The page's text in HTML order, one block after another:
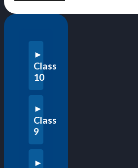
Class
10
Class
9